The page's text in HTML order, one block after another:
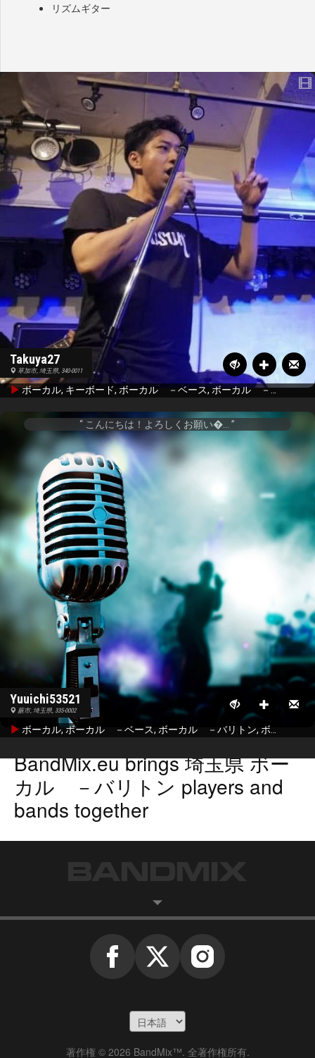
リズムギター
Takuya27
草加市, 埼玉県, 340-0011
ボーカル, キーボード, ボーカル －ベース, ボーカル －バリトン, リズムギター, ベース, ドラム
こんにちは！よろしくお願い�...
Yuuichi53521
蕨市, 埼玉県, 335-0002
ボーカル, ボーカル －ベース, ボーカル －バリトン, ボーカル －テノール, ボーカル －ソプラノ, ボーカル －アルト, リズムギター, リードギター, アコースティックギター, ベース, その他のパーカッション, ハーモニカ, ドラム
BandMix.eubrings埼玉県 ボー
カル －バリトン players and
bands together
著作権 © 2026 BandMix™. 全著作権所有.